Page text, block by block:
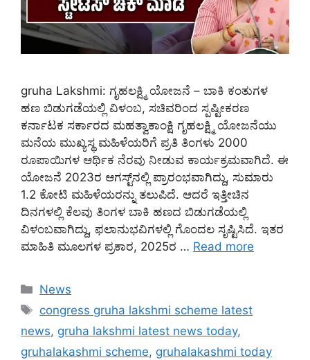
gruha Lakshmi: ಗೃಹಲಕ್ಷ್ಮಿ ಯೋಜನೆ – ಬಾಕಿ ಕಂತುಗಳ
ಹಣ ಬಿಡುಗಡೆಯಲ್ಲಿ ವಿಳಂಬ, ಸಚಿವರಿಂದ ಸ್ಪಷ್ಟೀಕರಣ
ಕರ್ನಾಟಕ ಸರ್ಕಾರದ ಮಹತ್ವಾಕಾಂಕ್ಷಿ ಗೃಹಲಕ್ಷ್ಮಿ ಯೋಜನೆಯು
ಮನೆಯ ಮುಖ್ಯಸ್ಥ ಮಹಿಳೆಯರಿಗೆ ಪ್ರತಿ ತಿಂಗಳು 2000
ರೂಪಾಯಿಗಳ ಆರ್ಥಿಕ ನೆರವು ನೀಡುವ ಕಾರ್ಯಕ್ರಮವಾಗಿದೆ. ಈ
ಯೋಜನೆ 2023ರ ಆಗಸ್ಟ್‌ನಲ್ಲಿ ಪ್ರಾರಂಭವಾಗಿದ್ದು, ಸುಮಾರು
1.2 ಕೋಟಿ ಮಹಿಳೆಯರನ್ನು ತಲುಪಿದೆ. ಆದರೆ ಇತ್ತೀಚಿನ
ದಿನಗಳಲ್ಲಿ ಕೆಲವು ತಿಂಗಳ ಬಾಕಿ ಹಣದ ಬಿಡುಗಡೆಯಲ್ಲಿ
ವಿಳಂಬವಾಗಿದ್ದು, ಫಲಾನುಭವಿಗಳಲ್ಲಿ ಗೊಂದಲ ಸೃಷ್ಟಿಸಿದೆ. ಇತರ
ಮಾಹಿತಿ ಮೂಲಗಳ ಪ್ರಕಾರ, 2025ರ … Read more
Categories
News
Tags
congress gruha lakshmi scheme latest
news, gruha lakshmi latest news today,
gruhalakashmi scheme, gruhalakashmi today